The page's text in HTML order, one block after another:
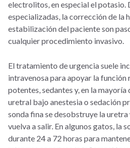
electrolitos, en especial el potasio.
especializadas, la corrección de la
estabilización del paciente son
cualquier procedimiento invasivo.
El tratamiento de urgencia suele
intravenosa para apoyar la función
potentes, sedantes y, en la mayoría
uretral bajo anestesia o sedación
sonda fina se desobstruye la
vuelva a salir. En algunos gatos, la
durante 24 a 72 horas para